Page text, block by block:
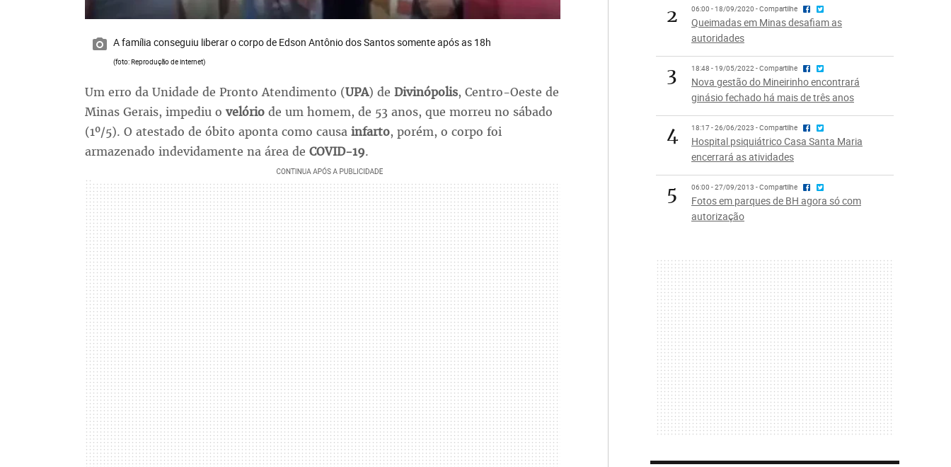
A família conseguiu liberar o corpo de Edson Antônio dos Santos somente após as 18h
(foto: Reprodução de internet)
Um erro da Unidade de Pronto Atendimento (UPA) de Divinópolis, Centro-Oeste de
Minas Gerais, impediu o velório de um homem, de 53 anos, que morreu no sábado
(1º/5). O atestado de óbito aponta como causainfarto, porém, o corpo foi
armazenado indevidamente na área de COVID-19.
2 06:00 - 18/09/2020 - Compartilhe
Queimadas em Minas desafiam as
autoridades
3 18:48 - 19/05/2022 - Compartilhe
Nova gestão do Mineirinho encontrará
ginásio fechado há mais de três anos
4 18:17 - 26/06/2023 - Compartilhe
Hospital psiquiátrico Casa Santa Maria
encerrará as atividades
5 06:00 - 27/09/2013 - Compartilhe
Fotos em parques de BH agora só com
autorização